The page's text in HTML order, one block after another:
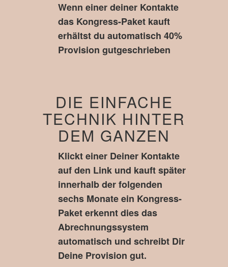
Wenn einer deiner Kontakte
das Kongress-Paket kauft
erhältst du automatisch 40%
Provision gutgeschrieben
DIE EINFACHE
TECHNIK HINTER
DEM GANZEN
Klickt einer Deiner Kontakte
auf den Link und kauft später
innerhalb der folgenden
sechs Monate ein Kongress-
Paket erkennt dies das
Abrechnungssystem
automatisch und schreibt Dir
Deine Provision gut.